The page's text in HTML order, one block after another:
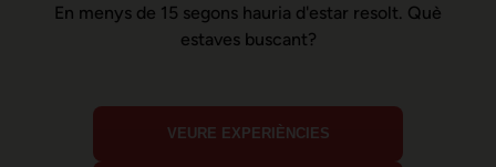
En menys de 15 segons hauria d'estar resolt. Què
estaves buscant?
VEURE EXPERIÈNCIES